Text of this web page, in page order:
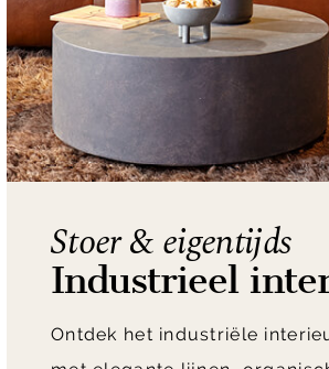
Stoer & eigentijds
Industrieel
Ontdek het industriële